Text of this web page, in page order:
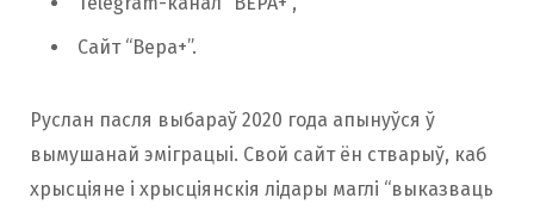
Сайт “Вера+”.
Руслан пасля выбараў 2020 года апынуўся ў
вымушанай эміграцыі. Свой сайт ён стварыў, каб
хрысціяне і хрысціянскія лідары маглі “выказваць